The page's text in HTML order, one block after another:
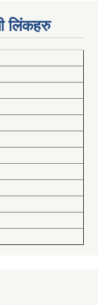
लिंकहरु